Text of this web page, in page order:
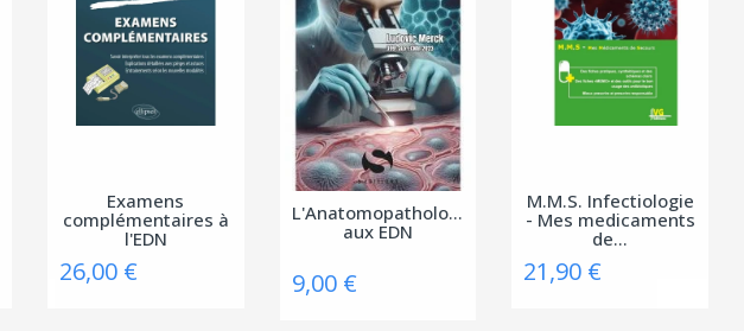
Examens
complémentaires à
l'EDN
26,00 €
L'Anatomopathologie
aux EDN
9,00 €
M.M.S. Infectiologie
- Mes medicaments
de...
21,90 €